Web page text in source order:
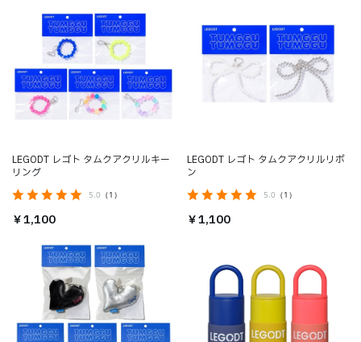
LEGODT レゴト タムクアクリルキー
リング
5.0 （1）
￥1,100
LEGODT レゴト タムクアクリルリボ
ン
5.0 （1）
￥1,100